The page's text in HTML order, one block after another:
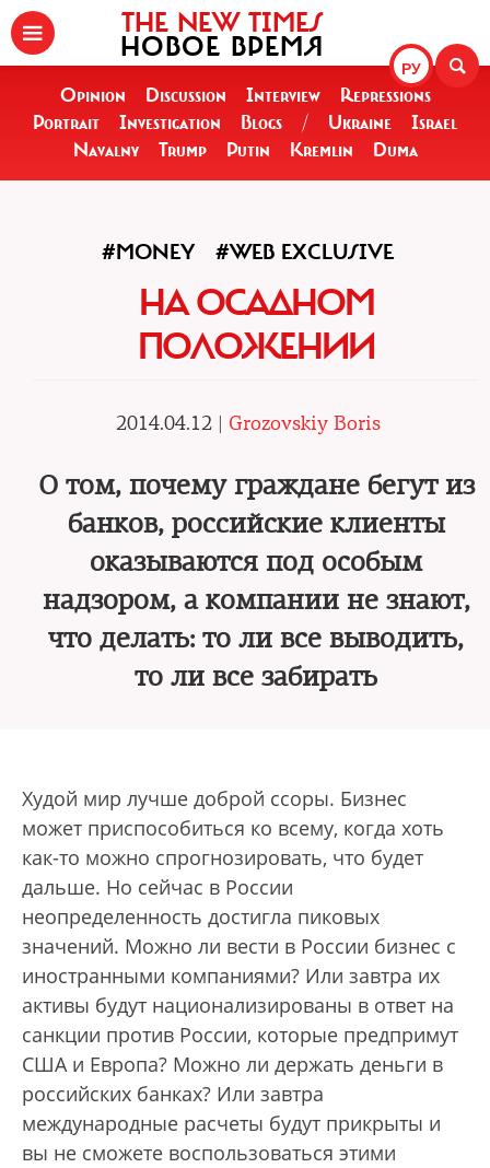
РУ
THE NEW TIMES
НОВОЕ ВРЕМЯ
Opinion Discussion Interview
Repressions
Portrait
Investigation Blogs / Ukraine
Israel
Navalny
Trump Putin Kremlin Duma
#MONEY #WEB EXCLUSIVE
НА ОСАДНОМ
ПОЛОЖЕНИИ
2014.04.12 | Grozovskiy Boris
О том, почему граждане бегут из
банков, российские клиенты
оказываются под особым
надзором, а компании не знают,
что делать: то ли все выводить,
то ли все забирать
Худой мир лучше доброй ссоры. Бизнес
может приспособиться ко всему, когда хоть
как-то можно спрогнозировать, что будет
дальше. Но сейчас в России
неопределенность достигла пиковых
значений. Можно ли вести в России бизнес с
иностранными компаниями? Или завтра их
активы будут национализированы в ответ на
санкции против России, которые предпримут
США и Европа? Можно ли держать деньги в
российских банках? Или завтра
международные расчеты будут прикрыты и
вы не сможете воспользоваться этими